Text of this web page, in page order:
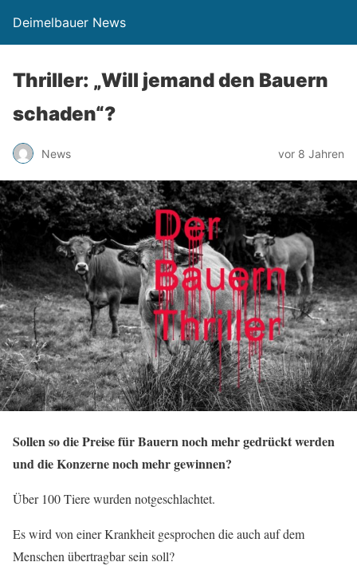
Deimelbauer News
Thriller: „Will jemand den Bauern
schaden“?
News vor 8 Jahren
Sollen so die Preise für Bauern noch mehr gedrückt werden
und die Konzerne noch mehr gewinnen?
Über 100 Tiere wurden notgeschlachtet.
Es wird von einer Krankheit gesprochen die auch auf dem
Menschen übertragbar sein soll?